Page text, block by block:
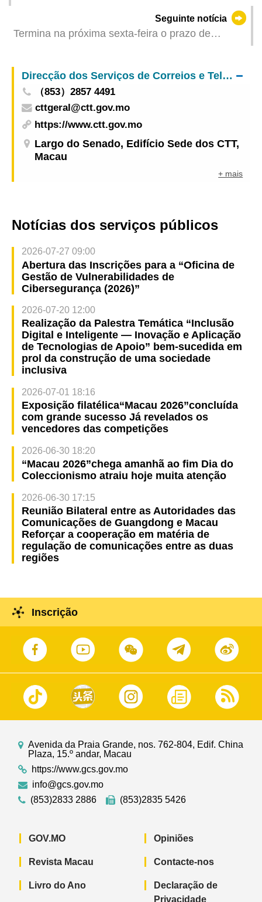
Seguinte notícia
Termina na próxima sexta-feira o prazo de
Direcção dos Serviços de Correios e Telecomunicações
（853）2857 4491
cttgeral@ctt.gov.mo
https://www.ctt.gov.mo
Largo do Senado, Edifício Sede dos CTT,
Macau
+ mais
Notícias dos serviços públicos
2026-07-27 09:00
Abertura das Inscrições para a “Oficina de
Gestão de Vulnerabilidades de
Cibersegurança (2026)”
2026-07-20 12:00
Realização da Palestra Temática “Inclusão
Digital e Inteligente — Inovação e Aplicação
de Tecnologias de Apoio” bem-sucedida em
prol da construção de uma sociedade
inclusiva
2026-07-01 18:16
Exposição filatélica“Macau 2026”concluída
com grande sucesso Já revelados os
vencedores das competições
2026-06-30 18:20
“Macau 2026”chega amanhã ao fim Dia do
Coleccionismo atraiu hoje muita atenção
2026-06-30 17:15
Reunião Bilateral entre as Autoridades das
Comunicações de Guangdong e Macau
Reforçar a cooperação em matéria de
regulação de comunicações entre as duas
regiões
Inscrição
Avenida da Praia Grande, nos. 762-804, Edif. China
Plaza, 15.º andar, Macau
https://www.gcs.gov.mo
info@gcs.gov.mo
(853)2833 2886
(853)2835 5426
GOV.MO
Revista Macau
Livro do Ano
Opiniões
Contacte-nos
Declaração de
Privacidade